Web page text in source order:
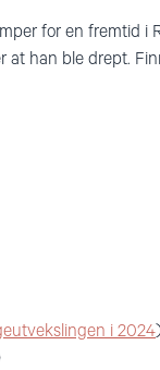
for en fremtid i
at han ble drept.
i 2024